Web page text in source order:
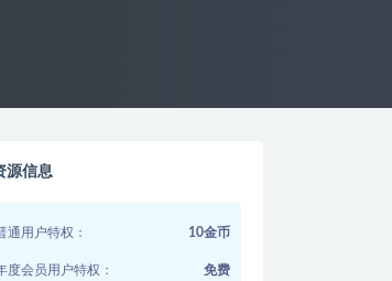
源信息
通用户特权： 10金币
度会员用户特权： 免费